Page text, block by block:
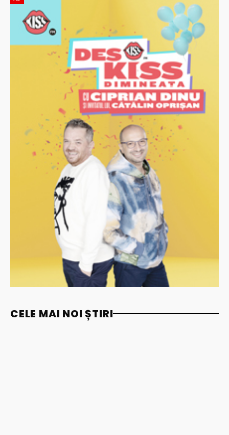
CELE MAI NOI ȘTIRI